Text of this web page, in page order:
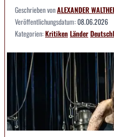
Geschrieben vonALEXANDER
Veröffentlichungsdatum:08.06.2026
Kategorien:KritikenLänder